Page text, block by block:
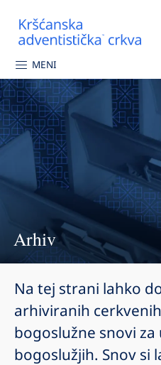
MENI
Arhiv
Na tej strani lahko
arhiviranih
bogoslužne snovi
bogoslužjih. Snov si